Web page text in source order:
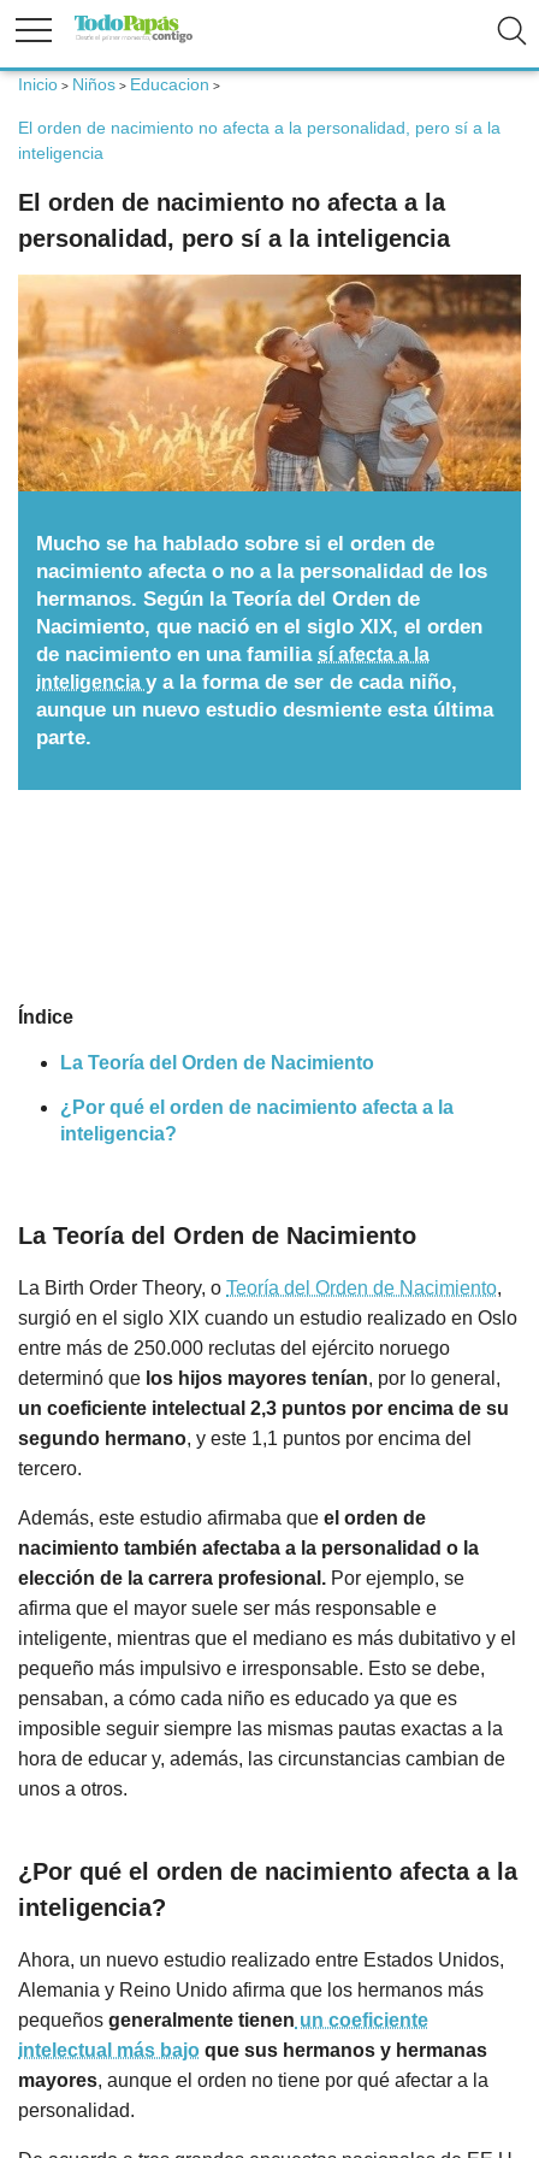
Niños
Padres
Calculadoras
Nombres
Cuentos
Inicio > Niños > Educacion >
El orden de nacimiento no afecta a la personalidad, pero sí a la
inteligencia
El orden de nacimiento no afecta a la
personalidad, pero sí a la inteligencia
Mucho se ha hablado sobre si el orden de
nacimiento afecta o no a la personalidad de los
hermanos. Según la Teoría del Orden de
Nacimiento, que nació en el siglo XIX, el orden
de nacimiento en una familia sí afecta a la
inteligencia y a la forma de ser de cada niño,
aunque un nuevo estudio desmiente esta última
parte.
Índice
La Teoría del Orden de Nacimiento
¿Por qué el orden de nacimiento afecta a la
inteligencia?
La Teoría del Orden de Nacimiento
La Birth Order Theory, o Teoría del Orden de Nacimiento,
surgió en el siglo XIX cuando un estudio realizado en Oslo
entre más de 250.000 reclutas del ejército noruego
determinó que los hijos mayores tenían, por lo general,
un coeficiente intelectual 2,3 puntos por encima de su
segundo hermano, y este 1,1 puntos por encima del
tercero.
Además, este estudio afirmaba que el orden de
nacimiento también afectaba a la personalidad o la
elección de la carrera profesional. Por ejemplo, se
afirma que el mayor suele ser más responsable e
inteligente, mientras que el mediano es más dubitativo y el
pequeño más impulsivo e irresponsable. Esto se debe,
pensaban, a cómo cada niño es educado ya que es
imposible seguir siempre las mismas pautas exactas a la
hora de educar y, además, las circunstancias cambian de
unos a otros.
¿Por qué el orden de nacimiento afecta a la
inteligencia?
Ahora, un nuevo estudio realizado entre Estados Unidos,
Alemania y Reino Unido afirma que los hermanos más
pequeños generalmente tienen un coeficiente
intelectual más bajo que sus hermanos y hermanas
mayores, aunque el orden no tiene por qué afectar a la
personalidad.